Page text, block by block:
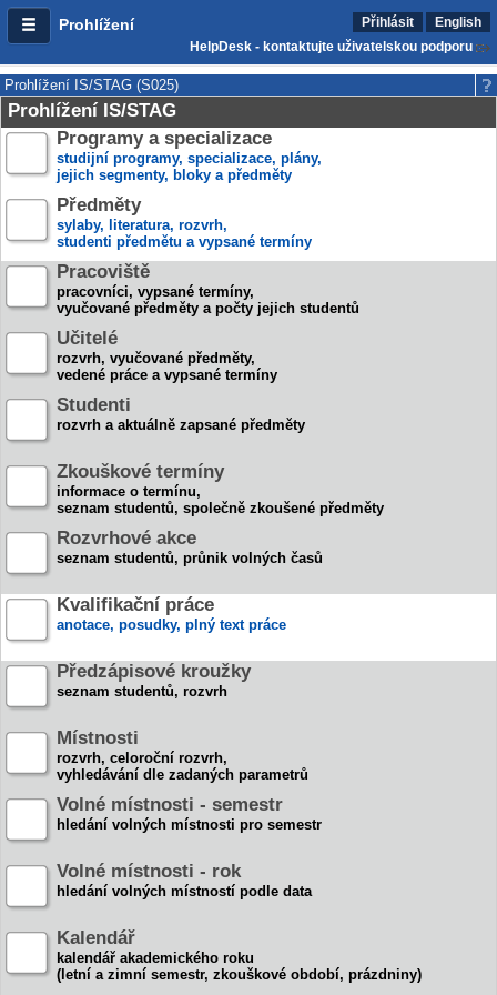
Prohlížení Přihlásit
English
HelpDesk - kontaktujte uživatelskou podporu
Prohlížení IS/STAG (S025)
Prohlížení IS/STAG
Programy a specializace
studijní programy, specializace, plány,
jejich segmenty, bloky a předměty
Předměty
sylaby, literatura, rozvrh,
studenti předmětu a vypsané termíny
Pracoviště
pracovníci, vypsané termíny,
vyučované předměty a počty jejich studentů
Učitelé
rozvrh, vyučované předměty,
vedené práce a vypsané termíny
Studenti
rozvrh a aktuálně zapsané předměty
Zkouškové termíny
informace o termínu,
seznam studentů, společně zkoušené předměty
Rozvrhové akce
seznam studentů, průnik volných časů
Kvalifikační práce
anotace, posudky, plný text práce
Předzápisové kroužky
seznam studentů, rozvrh
Místnosti
rozvrh, celoroční rozvrh,
vyhledávání dle zadaných parametrů
Volné místnosti - semestr
hledání volných místnosti pro semestr
Volné místnosti - rok
hledání volných místností podle data
Kalendář
kalendář akademického roku
(letní a zimní semestr, zkouškové období, prázdniny)